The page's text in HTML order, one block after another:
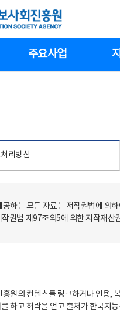
주요사업
리방침
하는 모든 자료는 저작권법에 의
권법 제97조의5에 의한 저작재산
원의 컨텐츠를 링크하거나 인용,
하고 허락을 얻고 출처가 한국지